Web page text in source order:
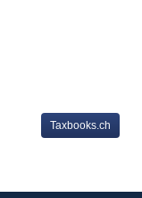
Taxbooks.ch